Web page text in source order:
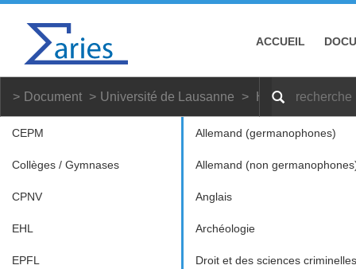
ACCUEIL
Document Université de Lausanne Histoire
CEPM
Collèges / Gymnases
CPNV
EHL
EPFL
Allemand (germanophones)
Allemand (non
Anglais
Archéologie
Droit et des sciences criminelles